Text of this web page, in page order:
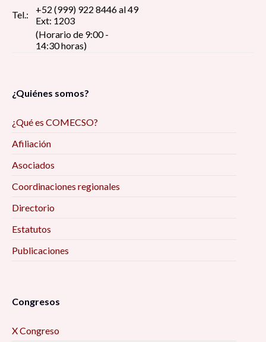
Tel.:
+52 (999) 922 8446 al 49
Ext: 1203
(Horario de 9:00 -
14:30 horas)
¿Quiénes somos?
¿Qué es COMECSO?
Afiliación
Asociados
Coordinaciones regionales
Directorio
Estatutos
Publicaciones
Congresos
X Congreso